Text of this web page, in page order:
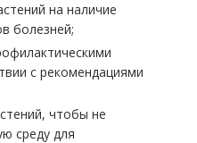
на наличие
болезней;
с рекомендациями
чтобы не
среду для